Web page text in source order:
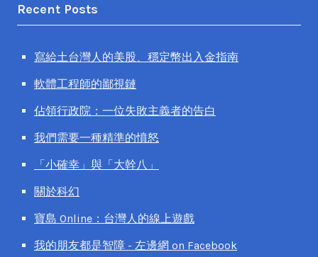
Recent Posts
寫給土台灣人的美股、穩定幣出入金指南
軟體工程師的鄙視鏈
佔領行政院：一位失敗主義者的告白
我們需要一種精準的憤怒
「小確幸」與「大幹八」
關於科幻
寶島 Online：台灣人的線上遊戲
我的朋友都是智障 - 左邊網 on Facebook